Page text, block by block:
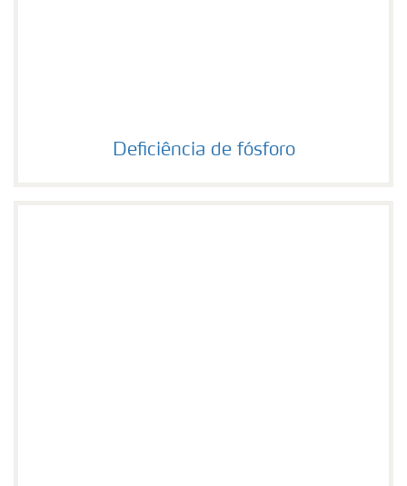
Deficiência de fósforo
Deficiência de fósforo